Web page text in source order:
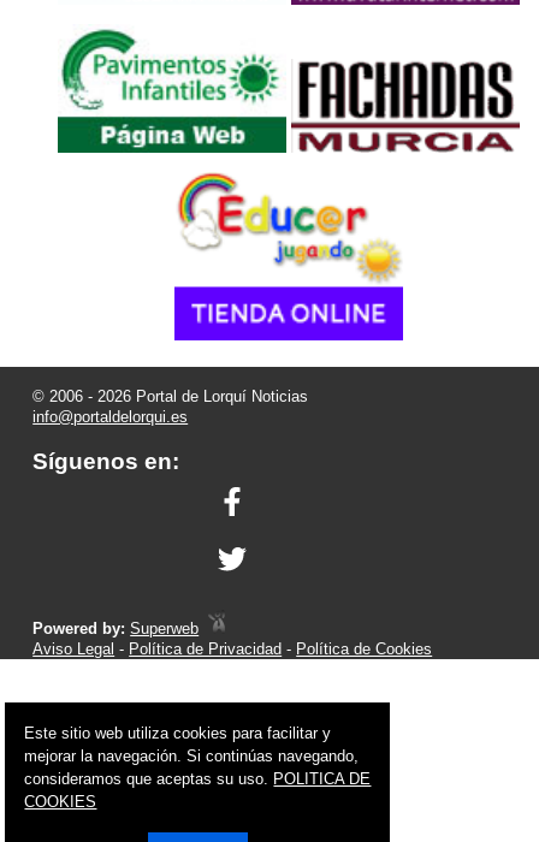
© 2006 - 2026 Portal de Lorquí Noticias
info@portaldelorqui.es
Síguenos en:
Powered by:Superweb
Aviso Legal - Política de Privacidad - Política de Cookies
Este sitio web utiliza cookies para facilitar y
mejorar la navegación. Si continúas navegando,
consideramos que aceptas su uso. POLITICA DE
COOKIES